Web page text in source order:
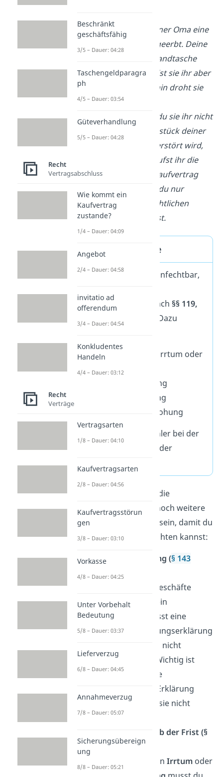
anfechtbar.
Beispiel:Du hast von deiner Oma eine
besondere Handtasche geerbt. Deine
Nachbarin möchte die Handtasche
unbedingt haben, du willst sie ihr aber
nicht verkaufen. Daraufhin droht sie
dir, deine Handtasche
kaputtzumachen, wenn du sie ihr nicht
verkaufst. Damit das Erbstück deiner
Oma wenigstens nicht zerstört wird,
willigst du ein und verkaufst ihr die
Tasche. Du kannst den Kaufvertrag
nachher anfechten, weil du nur
aufgrund einer widerrechtlichen
Drohung eingewilligt hast.
Anfechtungsgründe
Rechtsgeschäfte sind anfechtbar,
Anfechtungsgründe nach §§ 119,
vorliegt. Dazu
Irrtum (Erklärungsirrtum oder
Inhaltsirrtum)
falsche Übermittlung
Arglistige Täuschung
Widerrechtliche Drohung
In jedem Fall liegen Fehler bei der
Willensäußerung oder der
Neben den Gründen für die
Anfechtbarkeit müssen noch weitere
Voraussetzungen erfüllt sein, damit du
ein Rechtsgeschäft anfechten kannst:
Anfechtungserklärung (§ 143
BGB
Anfechtbare Rechtsgeschäfte
werden nicht von allein
angefochten. Du musst eine
sogenannte Anfechtungserklärung
abgeben. Diese muss nicht
schriftlich erfolgen. Wichtig ist
aber, dass der andere
Vertragspartner die Erklärung
erhält, ansonsten ist sie nicht
wirksam.
Anfechtung innerhalb der Frist (§
121, 124, 144 BGB):
Bei Anfechtung wegenIrrtum oder
Beschränkt
geschäftsfähig
3/5 – Dauer: 04:28
Taschengeldparagra
ph
4/5 – Dauer: 03:54
Güteverhandlung
5/5 – Dauer: 04:28
Recht
Vertragsabschluss
Wie kommt ein
Kaufvertrag
zustande?
1/4 – Dauer: 04:09
Angebot
2/4 – Dauer: 04:58
invitatio ad
offerendum
3/4 – Dauer: 04:54
Konkludentes
Handeln
4/4 – Dauer: 03:12
Recht
Verträge
Vertragsarten
1/8 – Dauer: 04:10
Kaufvertragsarten
2/8 – Dauer: 04:56
Kaufvertragsstörun
gen
3/8 – Dauer: 03:10
Vorkasse
4/8 – Dauer: 04:25
Unter Vorbehalt
Bedeutung
5/8 – Dauer: 03:37
Lieferverzug
6/8 – Dauer: 04:45
Annahmeverzug
7/8 – Dauer: 05:07
Sicherungsübereign
ung
8/8 – Dauer: 05:21